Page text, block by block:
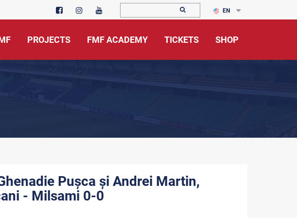
EN
PROJECTS FMF ACADEMY TICKETS SHOP
Pușca și Andrei Martin,
- Milsami 0-0